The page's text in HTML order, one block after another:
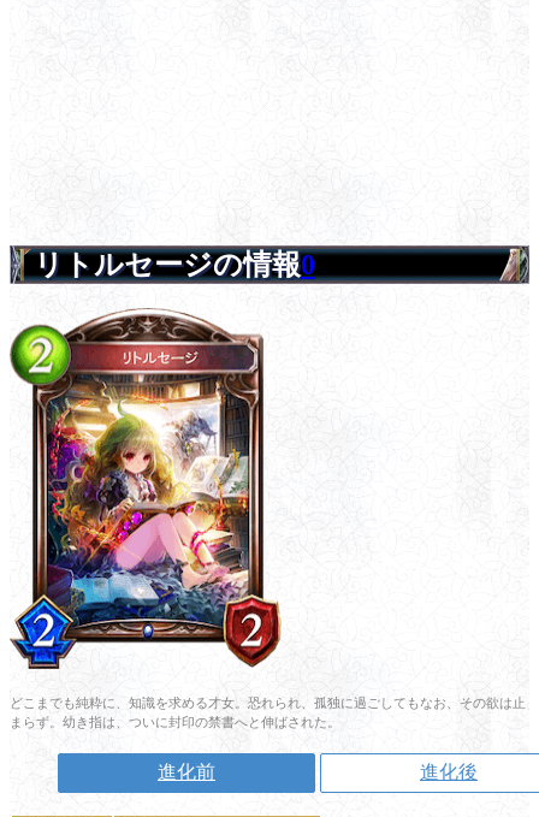
リトルセージの情報0
どこまでも純粋に、知識を求める才女。恐れられ、孤独に過ごしてもなお、その欲は止
まらず。幼き指は、ついに封印の禁書へと伸ばされた。
進化前 進化後